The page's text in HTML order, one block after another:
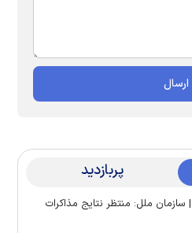
پربازدید
| سازمان ملل: منتظر نتایج مذاکرات